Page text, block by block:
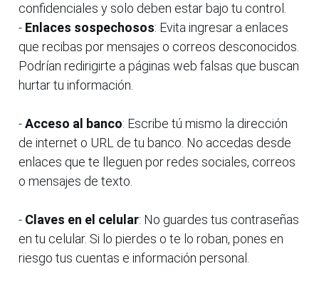
confidenciales y solo deben estar bajo tu control.
- Enlaces sospechosos: Evita ingresar a enlaces
que recibas por mensajes o correos desconocidos.
Podrían redirigirte a páginas web falsas que buscan
hurtar tu información.
-Acceso al banco: Escribe tú mismo la dirección
de internet o URL de tu banco. No accedas desde
enlaces que te lleguen por redes sociales, correos
o mensajes de texto.
- Claves en el celular: No guardes tus contraseñas
en tu celular. Si lo pierdes o te lo roban, pones en
riesgo tus cuentas e información personal.